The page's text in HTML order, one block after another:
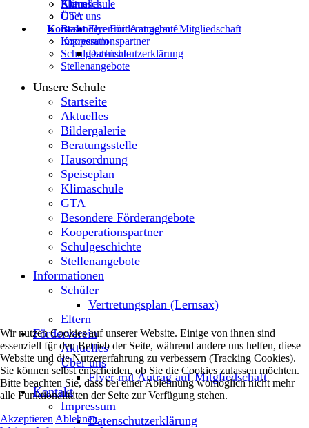
Klimaschule
GTA
Besondere Förderangebote
Kooperationspartner
Schulgeschichte
Stellenangebote
Eltern
Aktuelles
Über uns
Flyer mit Antrag auf Mitgliedschaft
Kontakt
Impressum
Datenschutzerklärung
Unsere Schule
Startseite
Aktuelles
Bildergalerie
Beratungsstelle
Hausordnung
Speiseplan
Klimaschule
GTA
Besondere Förderangebote
Kooperationspartner
Schulgeschichte
Stellenangebote
Informationen
Schüler
Vertretungsplan (Lernsax)
Eltern
Förderverein
Aktuelles
Über uns
Flyer mit Antrag auf Mitgliedschaft
Kontakt
Impressum
Datenschutzerklärung
Wir nutzen Cookies auf unserer Website. Einige von ihnen sind
essenziell für den Betrieb der Seite, während andere uns helfen, diese
Website und die Nutzererfahrung zu verbessern (Tracking Cookies).
Sie können selbst entscheiden, ob Sie die Cookies zulassen möchten.
Bitte beachten Sie, dass bei einer Ablehnung womöglich nicht mehr
alle Funktionalitäten der Seite zur Verfügung stehen.
Akzeptieren Ablehnen